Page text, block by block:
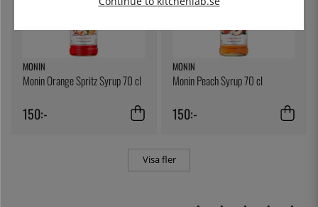
MONIN
Monin Orange Spritz Syrup 70 cl
150:-
MONIN
Monin Peach Syrup 70 cl
150:-
Visa fler